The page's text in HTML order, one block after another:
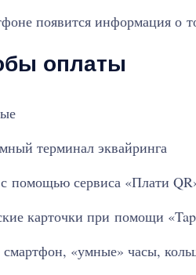
появится информация о
оплаты
терминал эквайринга
помощью сервиса «Плати
карточки при помощи
«умные» часы,